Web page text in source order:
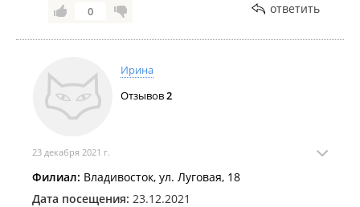
0 ответить
Ирина
Отзывов2
23 декабря 2021 г.
Филиал: Владивосток, ул. Луговая, 18
Дата посещения: 23.12.2021